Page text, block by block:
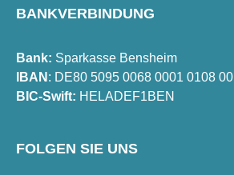
BANKVERBINDUNG
Bank: Sparkasse Bensheim
IBAN : DE80 5095 0068 0001 0108 00
BIC-Swift: HELADEF1BEN
FOLGEN SIE UNS